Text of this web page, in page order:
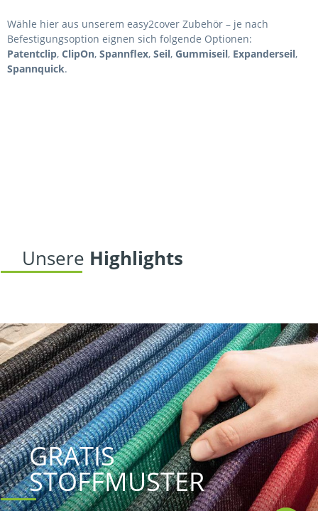
Wähle hier aus unserem easy2cover Zubehör – je nach
Befestigungsoption eignen sich folgende Optionen:
Patentclip, ClipOn, Spannflex, Seil, Gummiseil, Expanderseil,
Spannquick.
GRATIS
STOFFMUSTER
Unsere Highlights